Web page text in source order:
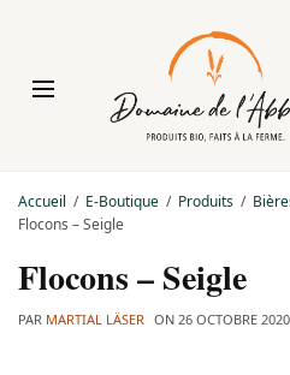
Accueil E-Boutique Produits
Flocons – Seigle
Flocons – Seigle
PAR MARTIAL LÄSER ON 26 OCTOBRE 2020